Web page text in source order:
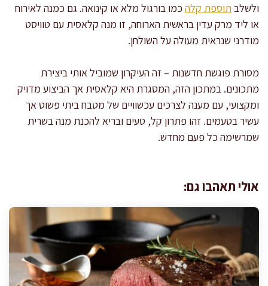
ולשלב תוספת קלה כמו בורגול מלא או קינואה. גם כמנה לאירוח
או ליד מרק עדין בראשית הארוחה, זו מנה קלאסית עם טוויסט
מודרני שנראית מעולה על השולחן.
מסורת פוגשת חדשנות – זה העיקרון שמוביל אותי ביצירת
מתכונים. במתכון הזה, המסגרת היא קלאסית אך הביצוע מדויק
ומקצועי, עם מענה לצרכים עכשוויים של מטבח ביתי פשוט אך
עשיר בטעמים. זהו פתרון קל, טעים ובריא להכנת מנה בשרית
שמרשימה כל פעם מחדש.
אולי תאהבו גם: